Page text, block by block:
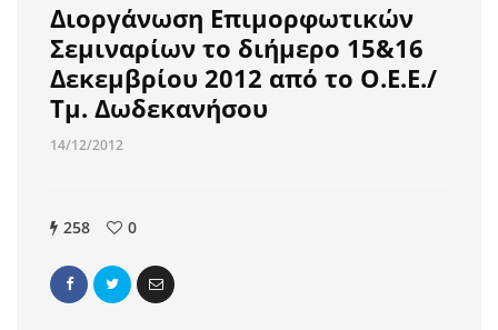
Διοργάνωση Επιμορφωτικών
Σεμιναρίων το διήμερο 15&16
Δεκεμβρίου 2012 από το Ο.Ε.Ε./
Τμ. Δωδεκανήσου
14/12/2012
258 0